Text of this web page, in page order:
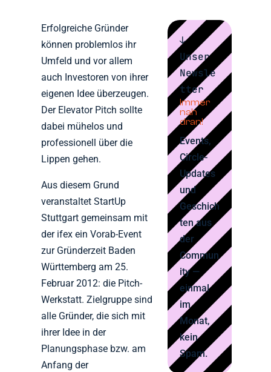
Erfolgreiche Gründer
können problemlos ihr
Umfeld und vor allem
auch Investoren von ihrer
eigenen Idee überzeugen.
Der Elevator Pitch sollte
dabei mühelos und
professionell über die
Lippen gehen.
Aus diesem Grund
veranstaltet StartUp
Stuttgart gemeinsam mit
der ifex ein Vorab-Event
zur Gründerzeit Baden
Württemberg am 25.
Februar 2012: die Pitch-
Werkstatt. Zielgruppe sind
alle Gründer, die sich mit
ihrer Idee in der
Planungsphase bzw. am
Anfang der
↓
Unser
Newsle
tter
Immer
nah
dran!
Events,
Circle-
Updates
und
Geschich
ten aus
der
Commun
ity —
einmal
im
Monat,
kein
Spam.